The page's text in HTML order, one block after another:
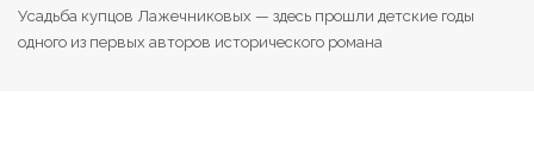
Усадьба купцов Лажечниковых — здесь прошли детские годы
одного из первых авторов исторического романа